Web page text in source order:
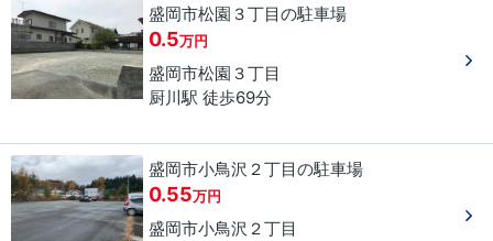
盛岡市松園３丁目の駐車場
0.5万円
盛岡市松園 ３丁目
厨川駅 徒歩69分
盛岡市小鳥沢２丁目の駐車場
0.55万円
盛岡市小鳥沢 ２丁目